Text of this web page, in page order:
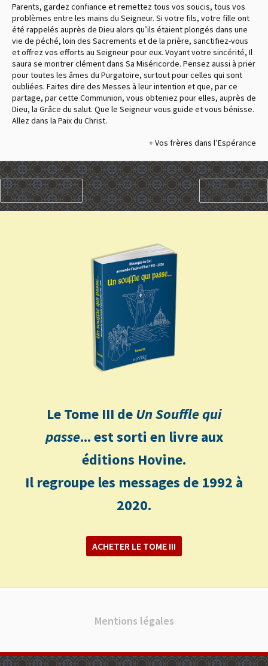
Parents, gardez confiance et remettez tous vos soucis, tous vos
problèmes entre les mains du Seigneur. Si votre fils, votre fille ont
été rappelés auprès de Dieu alors qu’ils étaient plongés dans une
vie de péché, loin des Sacrements et de la prière, sanctifiez-vous
et offrez vos efforts au Seigneur pour eux. Voyant votre sincérité, Il
saura se montrer clément dans Sa Miséricorde. Pensez aussi à prier
pour toutes les âmes du Purgatoire, surtout pour celles qui sont
oubliées. Faites dire des Messes à leur intention et que, par ce
partage, par cette Communion, vous obteniez pour elles, auprès de
Dieu, la Grâce du salut. Que le Seigneur vous guide et vous bénisse.
Allez dans la Paix du Christ.
+ Vos frères dans l’Espérance
PRÉCÉDENT SUIVANT
Le Tome III deUn Souffle qui
passe... est sorti en livre aux
éditions Hovine.
Il regroupe les messages de 1992 à
2020.
ACHETER LE TOME III
Mentions légales